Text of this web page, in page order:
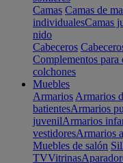
Camas Camas de
individualesCamas
nido
Cabeceros
Complementos para
colchones
Muebles
Armarios Armarios
batientesArmarios
juvenilArmarios
vestidoresArmarios
Muebles de salón
TVVitrinas